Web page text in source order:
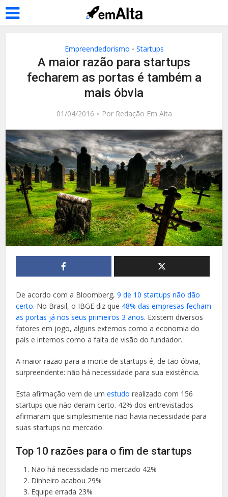
Empreendedorismo • Startups
A maior razão para startups
fecharem as portas é também a
mais óbvia
01/04/2016 Por Redação Em Alta
De acordo com a Bloomberg,9 de 10 startups não dão
certo. No Brasil, o IBGE diz que 48% das empresas fecham
as portas já nos seus primeiros 3 anos. Existem diversos
fatores em jogo, alguns externos como a economia do
país e internos como a falta de visão do fundador.
A maior razão para a morte de startups é, de tão óbvia,
surpreendente: não há necessidade para sua existência.
Esta afirmação vem de umestudo realizado com 156
startups que não deram certo. 42% dos entrevistados
afirmaram que simplesmente não havia necessidade para
suas startups no mercado.
Top 10 razões para o fim de startups
Não há necessidade no mercado 42%
Dinheiro acabou 29%
Equipe errada 23%